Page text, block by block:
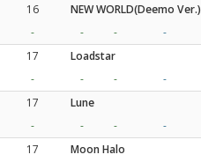
16
NEW WORLD(Deemo Ver.)
-
- - -
17
Loadstar
-
- - -
17
Lune
-
- - -
17
Moon Halo